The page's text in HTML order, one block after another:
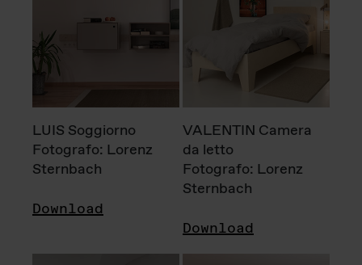
LUIS Soggiorno
Fotografo: Lorenz
Sternbach
Download
VALENTIN Camera
da letto
Fotografo: Lorenz
Sternbach
Download